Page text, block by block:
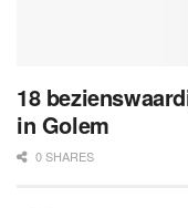
18
in Golem
0 SHARES